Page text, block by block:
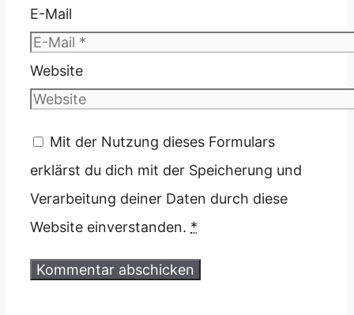
E-Mail
Website
Mit der Nutzung dieses Formulars
erklärst du dich mit der Speicherung und
Verarbeitung deiner Daten durch diese
Website einverstanden. *